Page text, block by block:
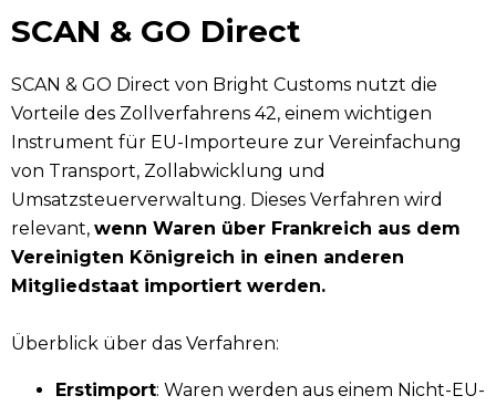
SCAN & GO Direct
SCAN & GO Direct von Bright Customs nutzt die
Vorteile des Zollverfahrens 42, einem wichtigen
Instrument für EU-Importeure zur Vereinfachung
von Transport, Zollabwicklung und
Umsatzsteuerverwaltung. Dieses Verfahren wird
relevant, wenn Waren über Frankreich aus dem
Vereinigten Königreich in einen anderen
Mitgliedstaat importiert werden.
Überblick über das Verfahren:
Erstimport: Waren werden aus einem Nicht-EU-